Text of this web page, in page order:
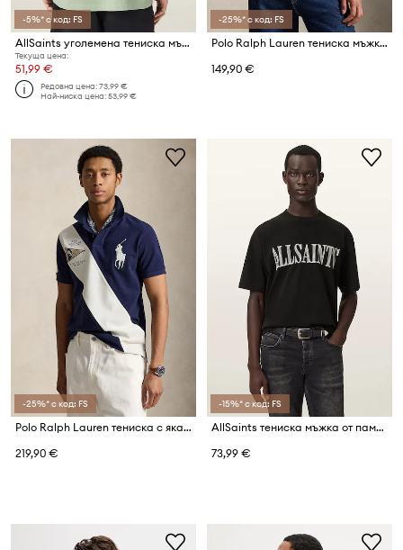
-5%* с код: FS
AllSaints уголемена тениска мъжка от памук MINA
Текуща цена:
51,99 €
Редовна цена:73,99 €
Най-ниска цена:53,99 €
-25%* с код: FS
Polo Ralph Lauren тениска мъжка от памук
149,90 €
-25%* с код: FS
Polo Ralph Lauren тениска с яка мъжка от памук
219,90 €
-15%* с код: FS
AllSaints тениска мъжка от памук DASH
73,99 €